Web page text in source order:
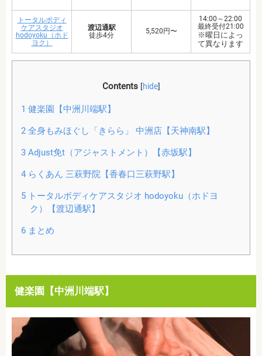
トータルボディ
ケアスタジオ
hodoyoku（ホド
ヨク）
渡辺通駅
徒歩4分
5,520円〜
14:00～22:00
最終受付21:00
※曜日によっ
て異なります
Contents [hide]
1 健楽園【中洲川端駅】
2全身もみほぐし「きらら」 中洲店【天神南駅】
3Adjust免t（アジャストメント）【赤坂駅】
4らくあん 三萩野院【香春口三萩野駅】
5トータルボディケアスタジオ hodoyoku（ホドヨ
ク）【渡辺通駅】
6まとめ
健楽園【中洲川端駅】